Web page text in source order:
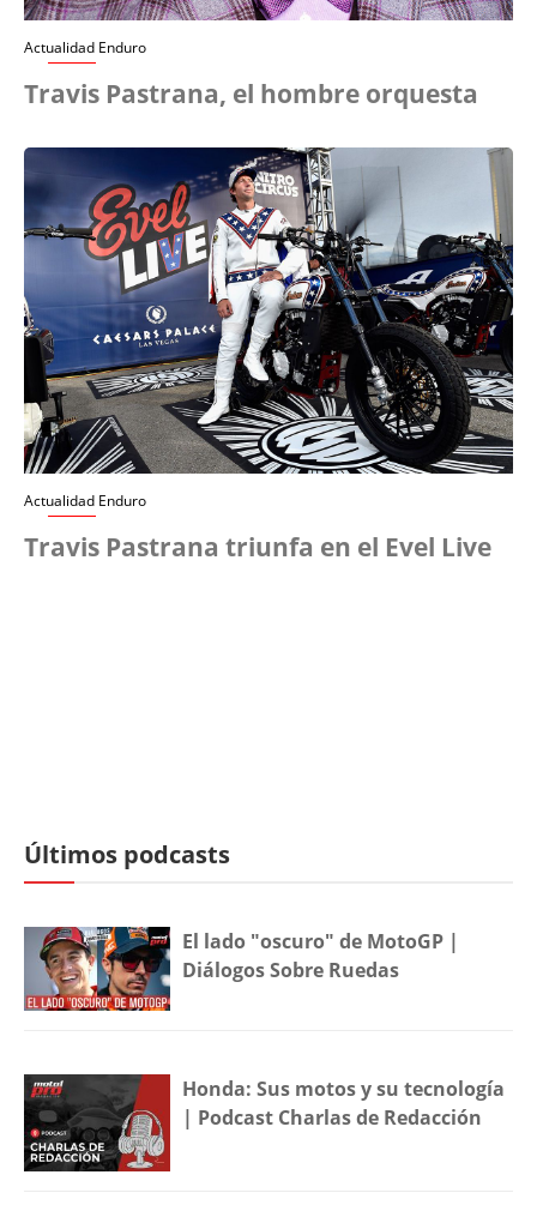
Actualidad Enduro
Travis Pastrana, el hombre orquesta
Actualidad Enduro
Travis Pastrana triunfa en el Evel Live
Últimos podcasts
El lado "oscuro" de MotoGP |
Diálogos Sobre Ruedas
Honda: Sus motos y su tecnología
| Podcast Charlas de Redacción